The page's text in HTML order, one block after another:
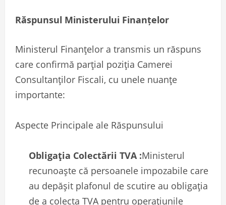
Răspunsul Ministerului Finanțelor
Ministerul Finanțelor a transmis un răspuns
care confirmă parțial poziția Camerei
Consultanților Fiscali, cu unele nuanțe
importante:
Aspecte Principale ale Răspunsului
Obligația Colectării TVA :Ministerul
recunoaște că persoanele impozabile care
au depășit plafonul de scutire au obligația
de a colecta TVA pentru operațiunile